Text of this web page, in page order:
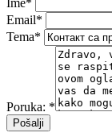
Email*
Tema*
Poruka: *